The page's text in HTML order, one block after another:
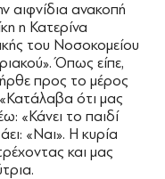
αιφνίδια ανακοπή
η Κατερίνα
του Νοσοκομείου
Όπως είπε,
προς το μέρος
ότι μας
«Κάνει το παιδί
«Ναι». Η κυρία
και μας